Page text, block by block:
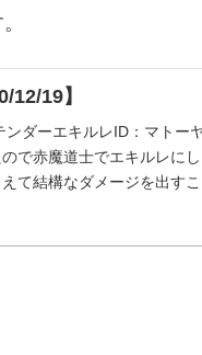
12/19】
ンダーエキルレID：マトー
で赤魔道士でエキルレに
て結構なダメージを出す